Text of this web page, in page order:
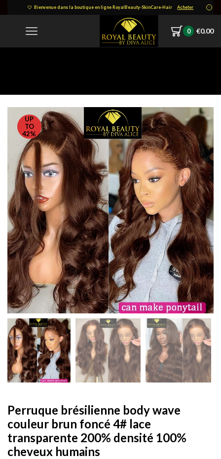
Bienvenue dans la boutique en ligne RoyalBeauty-SkinCare-Hair Acheter
0 €0.00
UP
TO
42%
Perruque brésilienne body wave
couleur brun foncé 4# lace
transparente 200% densité 100%
cheveux humains